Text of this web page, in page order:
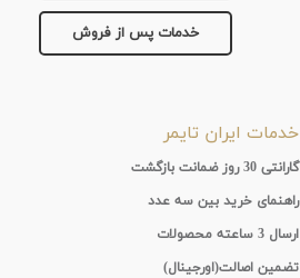
خدمات پس از فروش
خدمات ایران تایمر
گارانتی 30 روز ضمانت بازگشت
راهنمای خرید بین سه عدد
ارسال 3 ساعته محصولات
تضمین اصالت(اورجینال)